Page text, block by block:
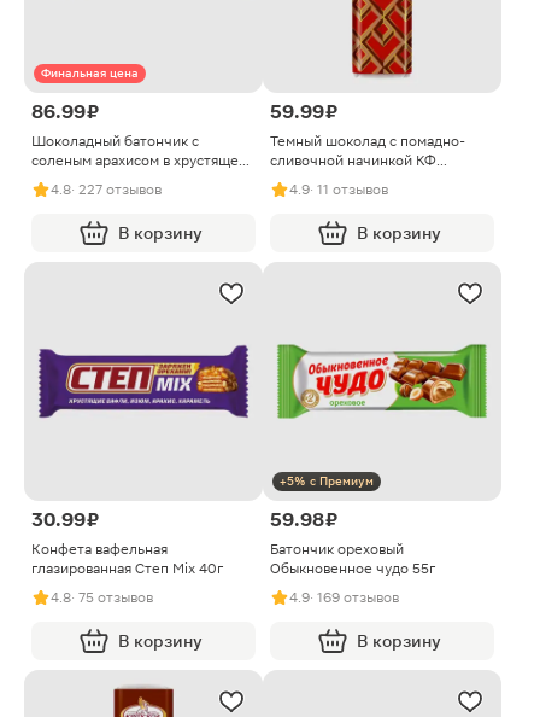
Финальная цена
86.99 ₽
Шоколадный батончик с
соленым арахисом в хрустящей
вафле Goodmix 40г
4.8· 227 отзывов
В корзину
59.99 ₽
Темный шоколад с помадно-
сливочной начинкой КФ
Крупской 47г
4.9· 11 отзывов
В корзину
30.99 ₽
Конфета вафельная
глазированная Степ Mix 40г
4.8· 75 отзывов
В корзину
+5% с Премиум
59.98 ₽
Батончик ореховый
Обыкновенное чудо 55г
4.9· 169 отзывов
В корзину